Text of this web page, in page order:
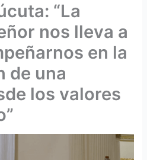
“La
nos lleva a
en la
de una
los valores